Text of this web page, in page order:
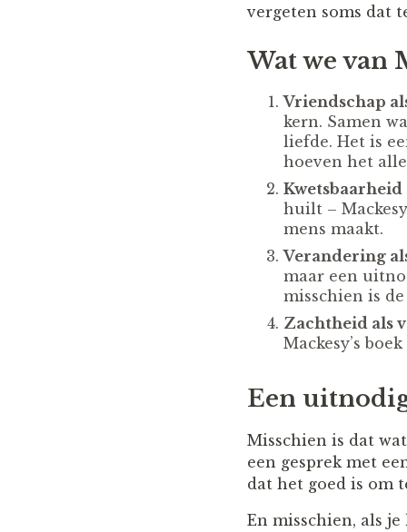
vergeten soms dat
Wat we van
Vriendschap
kern. Samen
liefde. Het is
hoeven het
Kwetsbaarheid
huilt –
mens maakt.
Verandering
maar een
misschien is
Zachtheid als
Mackesy’s
Een
Misschien is dat
een gesprek met
dat het goed is om
En misschien, als